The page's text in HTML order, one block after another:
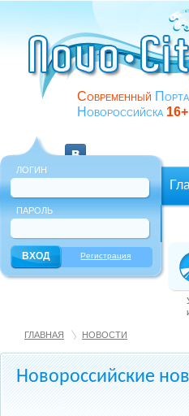
Современный
Новороссийска 16+
ЛОГИН
ПАРОЛЬ
Регистрация
ГЛАВНАЯ НОВОСТИ
Новороссийские